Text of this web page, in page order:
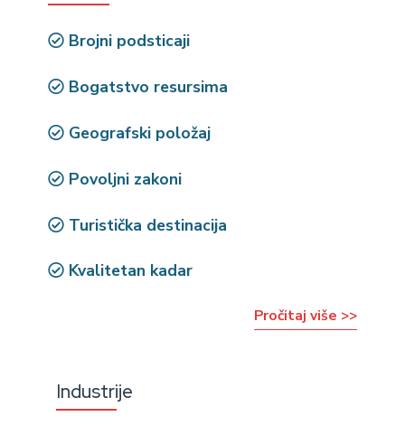
Brojni podsticaji
Bogatstvo resursima
Geografski položaj
Povoljni zakoni
Turistička destinacija
Kvalitetan kadar
Pročitaj više >>
Industrije